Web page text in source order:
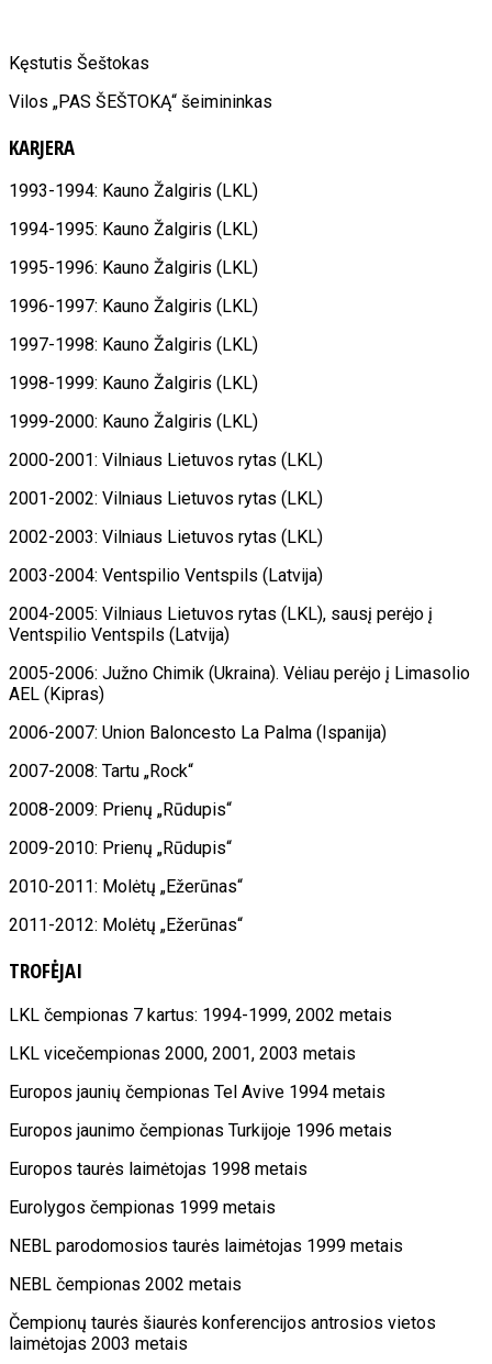
Kęstutis Šeštokas
Vilos „PAS ŠEŠTOKĄ“ šeimininkas
KARJERA
1993-1994: Kauno Žalgiris (LKL)
1994-1995: Kauno Žalgiris (LKL)
1995-1996: Kauno Žalgiris (LKL)
1996-1997: Kauno Žalgiris (LKL)
1997-1998: Kauno Žalgiris (LKL)
1998-1999: Kauno Žalgiris (LKL)
1999-2000: Kauno Žalgiris (LKL)
2000-2001: Vilniaus Lietuvos rytas (LKL)
2001-2002: Vilniaus Lietuvos rytas (LKL)
2002-2003: Vilniaus Lietuvos rytas (LKL)
2003-2004: Ventspilio Ventspils (Latvija)
2004-2005: Vilniaus Lietuvos rytas (LKL), sausį perėjo į
Ventspilio Ventspils (Latvija)
2005-2006: Južno Chimik (Ukraina). Vėliau perėjo į Limasolio
AEL (Kipras)
2006-2007: Union Baloncesto La Palma (Ispanija)
2007-2008: Tartu „Rock“
2008-2009: Prienų „Rūdupis“
2009-2010: Prienų „Rūdupis“
2010-2011: Molėtų „Ežerūnas“
2011-2012: Molėtų „Ežerūnas“
TROFĖJAI
LKL čempionas 7 kartus: 1994-1999, 2002 metais
LKL vicečempionas 2000, 2001, 2003 metais
Europos jaunių čempionas Tel Avive 1994 metais
Europos jaunimo čempionas Turkijoje 1996 metais
Europos taurės laimėtojas 1998 metais
Eurolygos čempionas 1999 metais
NEBL parodomosios taurės laimėtojas 1999 metais
NEBL čempionas 2002 metais
Čempionų taurės šiaurės konferencijos antrosios vietos
laimėtojas 2003 metais